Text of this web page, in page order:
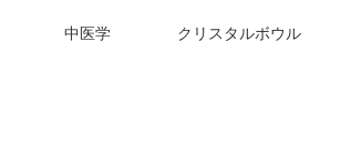
中医学 クリスタルボウル